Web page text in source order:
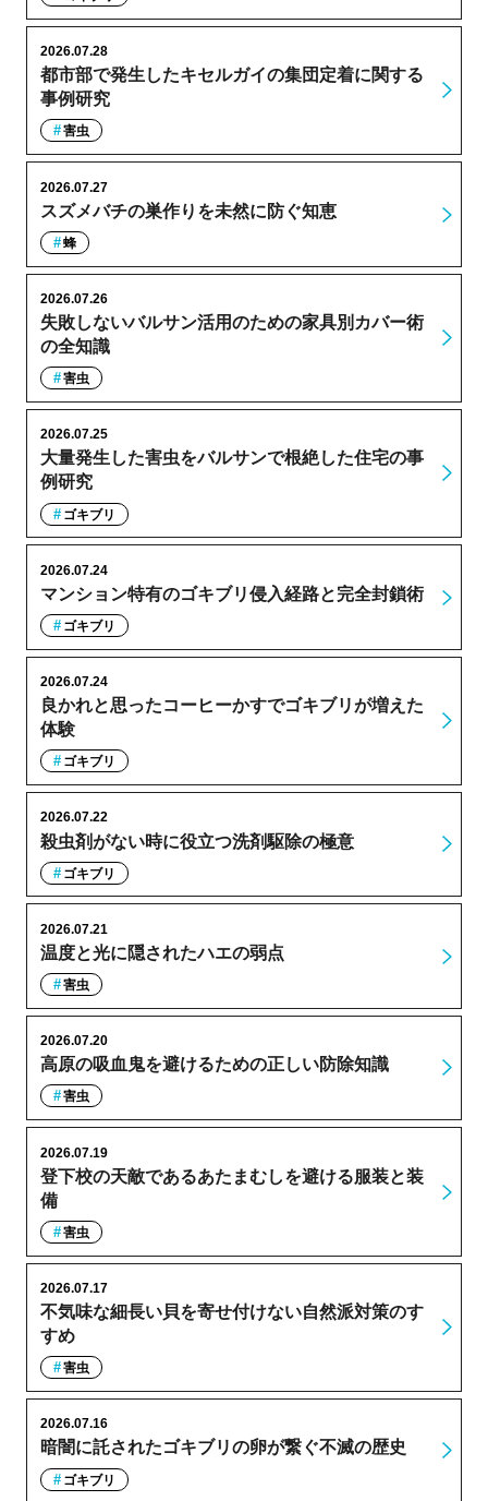
都市部で発生したキセルガイの集団定着に関する
事例研究
2026.07.28
害虫
スズメバチの巣作りを未然に防ぐ知恵
2026.07.27
蜂
失敗しないバルサン活用のための家具別カバー術
の全知識
2026.07.26
害虫
大量発生した害虫をバルサンで根絶した住宅の事
例研究
2026.07.25
ゴキブリ
マンション特有のゴキブリ侵入経路と完全封鎖術
2026.07.24
ゴキブリ
良かれと思ったコーヒーかすでゴキブリが増えた
体験
2026.07.24
ゴキブリ
殺虫剤がない時に役立つ洗剤駆除の極意
2026.07.22
ゴキブリ
温度と光に隠されたハエの弱点
2026.07.21
害虫
高原の吸血鬼を避けるための正しい防除知識
2026.07.20
害虫
登下校の天敵であるあたまむしを避ける服装と装
備
2026.07.19
害虫
不気味な細長い貝を寄せ付けない自然派対策のす
すめ
2026.07.17
害虫
暗闇に託されたゴキブリの卵が繋ぐ不滅の歴史
2026.07.16
ゴキブリ